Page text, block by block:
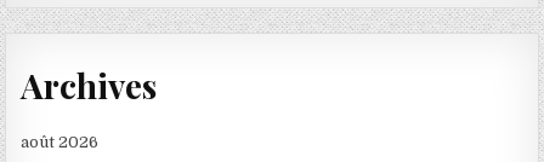
Archives
août 2026